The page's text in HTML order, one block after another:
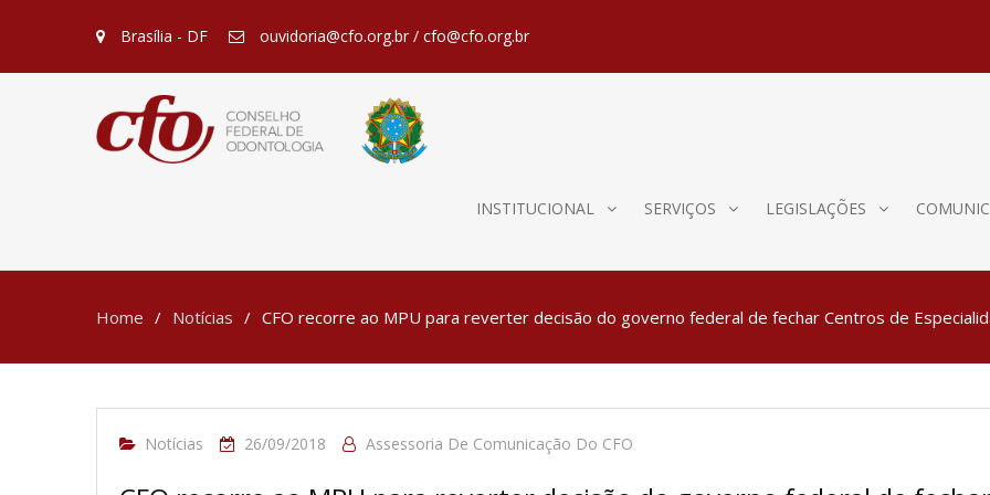
Brasília - DF ouvidoria@cfo.org.br / cfo@cfo.org.br
INSTITUCIONAL SERVIÇOS LEGISLAÇÕES
Home Notícias CFO recorre ao MPU para reverter decisão do governo federal de fechar Centros de
Notícias 26/09/2018 Assessoria De Comunicação Do CFO